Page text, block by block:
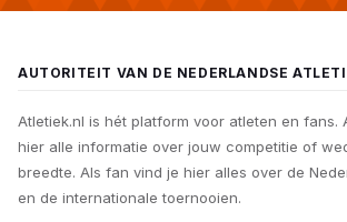
AUTORITEIT VAN DE NEDERLANDSE
Atletiek.nl is hét platform voor atleten en fans.
hier alle informatie over jouw competitie of
breedte. Als fan vind je hier alles over de
en de internationale toernooien.